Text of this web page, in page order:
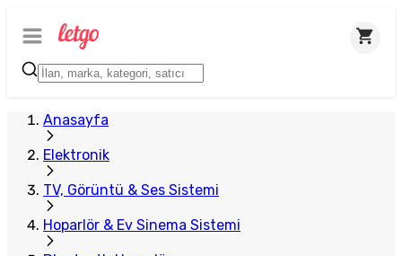
Anasayfa
Elektronik
TV, Görüntü & Ses Sistemi
Hoparlör & Ev Sinema Sistemi
Plus Satıcı